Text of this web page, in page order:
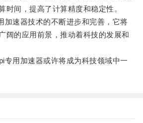
时间，提高了计算精度和稳定性。
速器技术的不断进步和完善，它将
阔的应用前景，推动着科技的发展和
用加速器或许将成为科技领域中一